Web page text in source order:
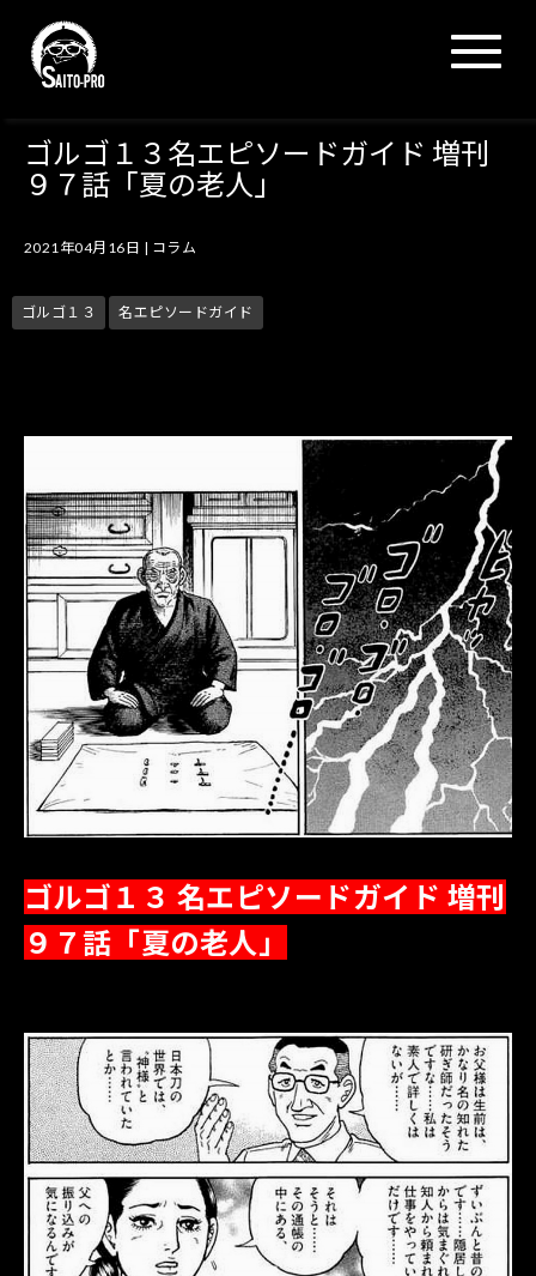
N
a
g
a
ゴルゴ１３名エピソードガイド 増刊
９７話「夏の老人」
2021年04月16日 | コラム
ゴルゴ１３ 名エピソードガイド
ゴルゴ１３ 名エピソードガイド 増刊
９７話「夏の老人」